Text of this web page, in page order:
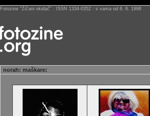
Fotozine “Žičani okidač” : ISSN 1334-0352 : s vama od 6. 6. 1998
norah: maškare: